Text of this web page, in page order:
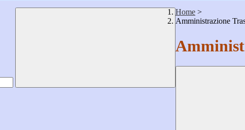
Home >
Amministrazione